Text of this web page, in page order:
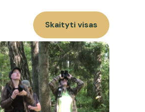
Skaityti visas